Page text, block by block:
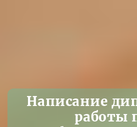
Написание
работы